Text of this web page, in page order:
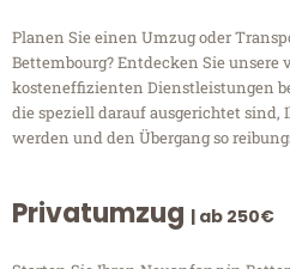
Planen Sie einen Umzug oder
Bettembourg? Entdecken Sie
kosteneffizienten Dienstleistungen
die speziell darauf ausgerichtet sind,
werden und den Übergang so
Privatumzug | ab 250€